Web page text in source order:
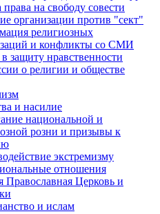
на свободу совести
организации против "сект"
религиозных
и конфликты со СМИ
защиту нравственности
о религии и обществе
и насилие
национальной и
розни и призывы к
экстремизму
отношения
Православная Церковь и
и ислам